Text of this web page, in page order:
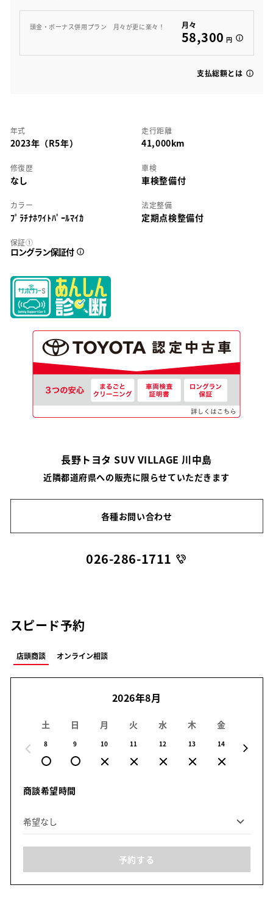
頭金・ボーナス併用プラン 月々が更に楽々！ 月々
58,300 円
支払総額とは
年式
2023年（R5年）
走行距離
41,000km
修復歴
なし
車検
車検整備付
カラー
ﾌﾟﾗﾁﾅﾎﾜｲﾄﾊﾟｰﾙﾏｲｶ
法定整備
定期点検整備付
保証①
ロングラン保証付
長野トヨタ SUV VILLAGE 川中島
近隣都道府県への販売に限らせていただきます
各種お問い合わせ
026-286-1711
スピード予約
店頭商談 オンライン相談
2026年8月
土
8
日
9
月
10
火
11
水
12
木
13
金
14
商談希望時間
予約する